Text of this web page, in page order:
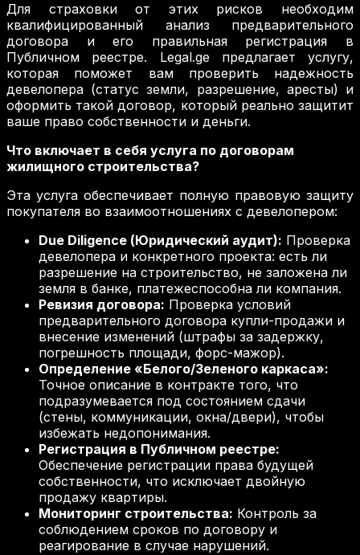
Для страховки от этих рисков необходим
квалифицированный анализ предварительного
договора и его правильная регистрация в
Публичном реестре. Legal.ge предлагает услугу,
которая поможет вам проверить надежность
девелопера (статус земли, разрешение, аресты) и
оформить такой договор, который реально защитит
ваше право собственности и деньги.
Что включает в себя услуга по договорам
жилищного строительства?
Эта услуга обеспечивает полную правовую защиту
покупателя во взаимоотношениях с девелопером:
Due Diligence (Юридический аудит): Проверка
девелопера и конкретного проекта: есть ли
разрешение на строительство, не заложена ли
земля в банке, платежеспособна ли компания.
Ревизия договора: Проверка условий
предварительного договора купли-продажи и
внесение изменений (штрафы за задержку,
погрешность площади, форс-мажор).
Определение «Белого/Зеленого каркаса»:
Точное описание в контракте того, что
подразумевается под состоянием сдачи
(стены, коммуникации, окна/двери), чтобы
избежать недопонимания.
Регистрация в Публичном реестре:
Обеспечение регистрации права будущей
собственности, что исключает двойную
продажу квартиры.
Мониторинг строительства: Контроль за
соблюдением сроков по договору и
реагирование в случае нарушений.